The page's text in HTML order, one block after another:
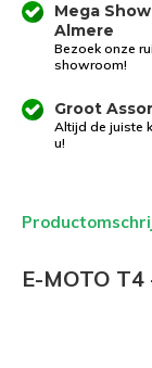
Mega
Almere
Bezoek onze
showroom!
Groot
Altijd de juiste
u!
E-MOTO